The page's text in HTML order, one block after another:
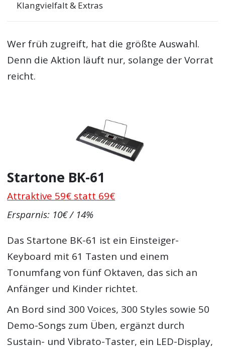
Klangvielfalt & Extras
Wer früh zugreift, hat die größte Auswahl.
Denn die Aktion läuft nur, solange der Vorrat
reicht.
Startone BK-61
Attraktive 59€ statt 69€
Ersparnis: 10€ / 14%
Das Startone BK-61 ist ein Einsteiger-
Keyboard mit 61 Tasten und einem
Tonumfang von fünf Oktaven, das sich an
Anfänger und Kinder richtet.
An Bord sind 300 Voices, 300 Styles sowie 50
Demo-Songs zum Üben, ergänzt durch
Sustain- und Vibrato-Taster, ein LED-Display,